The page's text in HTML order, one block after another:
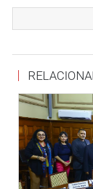
proyecto de ley,
social porque
Su colega Guido
comunidades en
agua y luz. “Con
comunidad de
acceder a tener
OFICINA DE
INSTITUCIONAL